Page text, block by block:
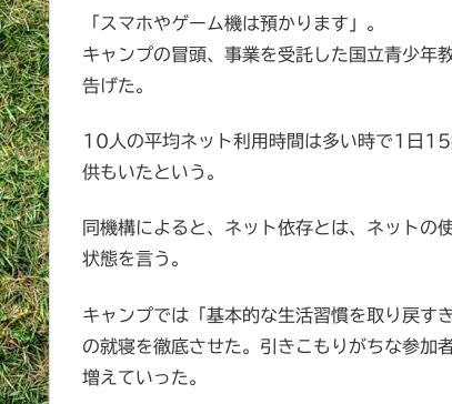
「スマホやゲーム機は預かります」。
キャンプの冒頭、事業を受託した国立青少年
告げた。
10人の平均ネット利用時間は多い時で1日
供もいたという。
同機構によると、ネット依存とは、ネットの
状態を言う。
キャンプでは「基本的な生活習慣を取り戻
の就寝を徹底させた。引きこもりがちな参加
増えていった。